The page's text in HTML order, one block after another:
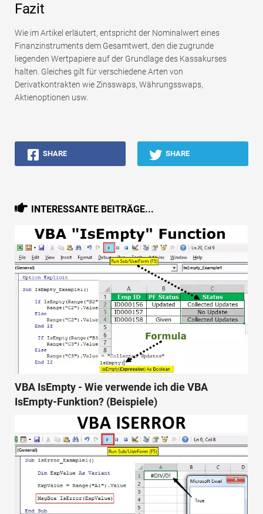
Fazit
Wie im Artikel erläutert, entspricht der Nominalwert eines
Finanzinstruments dem Gesamtwert, den die zugrunde
liegenden Wertpapiere auf der Grundlage des Kassakurses
halten. Gleiches gilt für verschiedene Arten von
Derivatkontrakten wie Zinsswaps, Währungsswaps,
Aktienoptionen usw.
SHARE SHARE
INTERESSANTE BEITRÄGE...
VBA IsEmpty - Wie verwende ich die VBA
IsEmpty-Funktion? (Beispiele)